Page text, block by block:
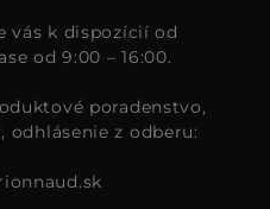
vás k dispozícií od
od 9:00 – 16:00.
poradenstvo,
odhlásenie z odberu: